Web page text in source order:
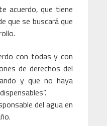
acuerdo, que tiene
que se buscará que
con todas y con
de derechos del
y que no haya
del agua en